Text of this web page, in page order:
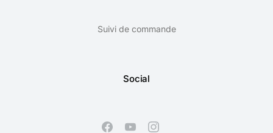
Suivi de commande
Social